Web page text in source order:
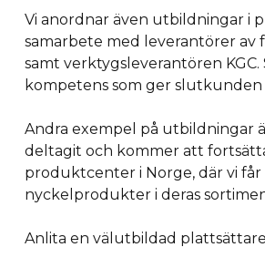
Vi anordnar även utbildningar i
samarbete med leverantörer av
samt verktygsleverantören KGC.
kompetens som ger
Andra exempel på utbildningar
deltagit och kommer att
produktcenter i Norge, där vi
nyckelprodukter i deras
Anlita en välutbildad